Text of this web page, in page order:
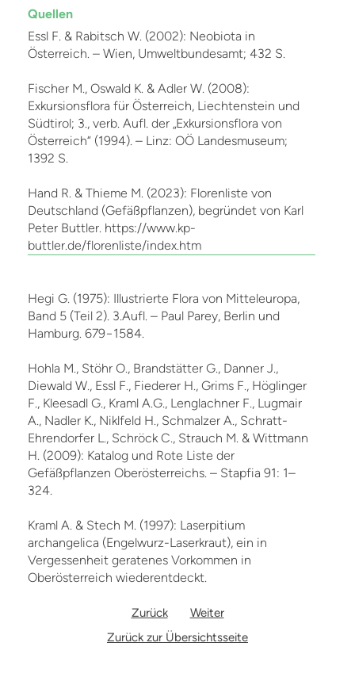
Quellen
Essl F. & Rabitsch W. (2002): Neobiota in
Österreich. – Wien, Umweltbundesamt; 432 S.
Fischer M., Oswald K. & Adler W. (2008):
Exkursionsflora für Österreich, Liechtenstein und
Südtirol; 3., verb. Aufl. der „Exkursionsflora von
Österreich“ (1994). – Linz: OÖ Landesmuseum;
1392 S.
Hand R. & Thieme M. (2023): Florenliste von
Deutschland (Gefäßpflanzen), begründet von Karl
Peter Buttler. https://www.kp-
buttler.de/florenliste/index.htm
Hegi G. (1975): Illustrierte Flora von Mitteleuropa,
Band 5 (Teil 2). 3.Aufl. – Paul Parey, Berlin und
Hamburg. 679−1584.
Hohla M., Stöhr O., Brandstätter G., Danner J.,
Diewald W., Essl F., Fiederer H., Grims F., Höglinger
F., Kleesadl G., Kraml A.G., Lenglachner F., Lugmair
A., Nadler K., Niklfeld H., Schmalzer A., Schratt-
Ehrendorfer L., Schröck C., Strauch M. & Wittmann
H. (2009): Katalog und Rote Liste der
Gefäßpflanzen Oberösterreichs. – Stapfia 91: 1–
324.
Kraml A. & Stech M. (1997): Laserpitium
archangelica (Engelwurz-Laserkraut), ein in
Vergessenheit geratenes Vorkommen in
Oberösterreich wiederentdeckt.
Zurück
Weiter
Zurück zur Übersichtsseite